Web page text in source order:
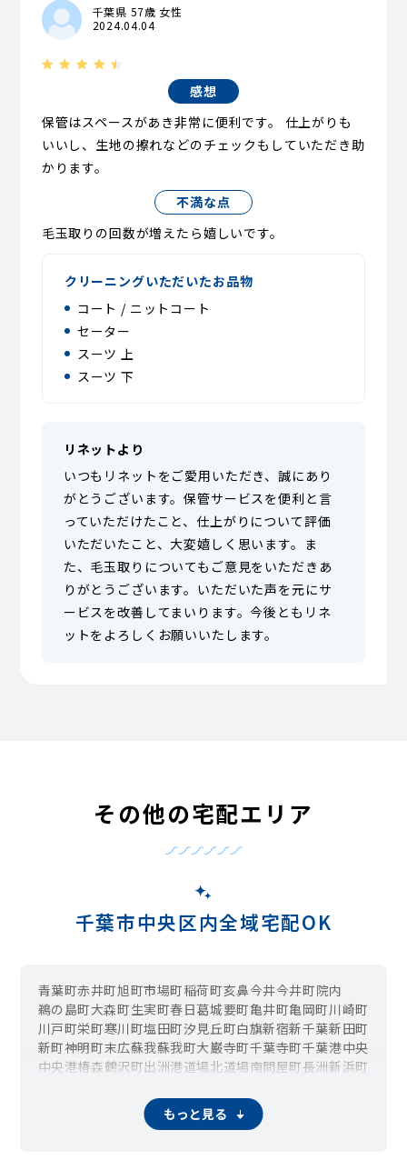
千葉県 57歳 女性
2024.04.04
感想
保管はスペースがあき非常に便利です。 仕上がりも
いいし、生地の擦れなどのチェックもしていただき助
かります。
不満な点
毛玉取りの回数が増えたら嬉しいです。
クリーニングいただいたお品物
コート / ニットコート
セーター
スーツ 上
スーツ 下
リネットより
いつもリネットをご愛用いただき、誠にあり
がとうございます。保管サービスを便利と言
っていただけたこと、仕上がりについて評価
いただいたこと、大変嬉しく思います。ま
た、毛玉取りについてもご意見をいただきあ
りがとうございます。いただいた声を元にサ
ービスを改善してまいります。今後ともリネ
ットをよろしくお願いいたします。
その他の宅配エリア
千葉市中央区内全域宅配OK
青葉町赤井町旭町市場町稲荷町亥鼻今井今井町院内
鵜の島町大森町生実町春日葛城要町亀井町亀岡町川崎町
川戸町栄町寒川町塩田町汐見丘町白旗新宿新千葉新田町
新町神明町末広蘇我蘇我町大巌寺町千葉寺町千葉港中央
中央港椿森鶴沢町出洲港道場北道場南問屋町長洲新浜町
本町 松ヶ丘町松波港町
村田町矢作町祐光 若草
もっと見る